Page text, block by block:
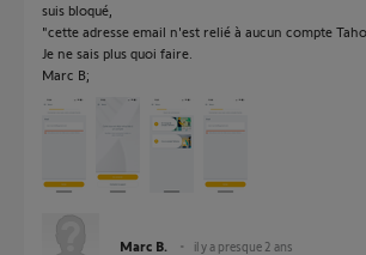
suis bloqué,
"cette adresse email n'est relié à aucun compte
Je ne sais plus quoi faire.
Marc B;
Marc B. il y a presque 2 ans